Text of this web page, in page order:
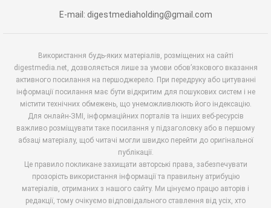
E-mail: digestmediaholding@gmail.com
Використання будь-яких матеріалів, розміщених на сайті
digestmedia.net, дозволяється лише за умови обов’язкового вказання
активного посилання на першоджерело. При передруку або цитуванні
інформації посилання має бути відкритим для пошукових систем і не
містити технічних обмежень, що унеможливлюють його індексацію.
Для онлайн-ЗМІ, інформаційних порталів та інших веб-ресурсів
важливо розміщувати таке посилання у підзаголовку або в першому
абзаці матеріалу, щоб читачі могли швидко перейти до оригінальної
публікації.
Це правило покликане захищати авторські права, забезпечувати
прозорість використання інформації та правильну атрибуцію
матеріалів, отриманих з нашого сайту. Ми цінуємо працю авторів і
редакції, тому очікуємо відповідального ставлення від усіх, хто